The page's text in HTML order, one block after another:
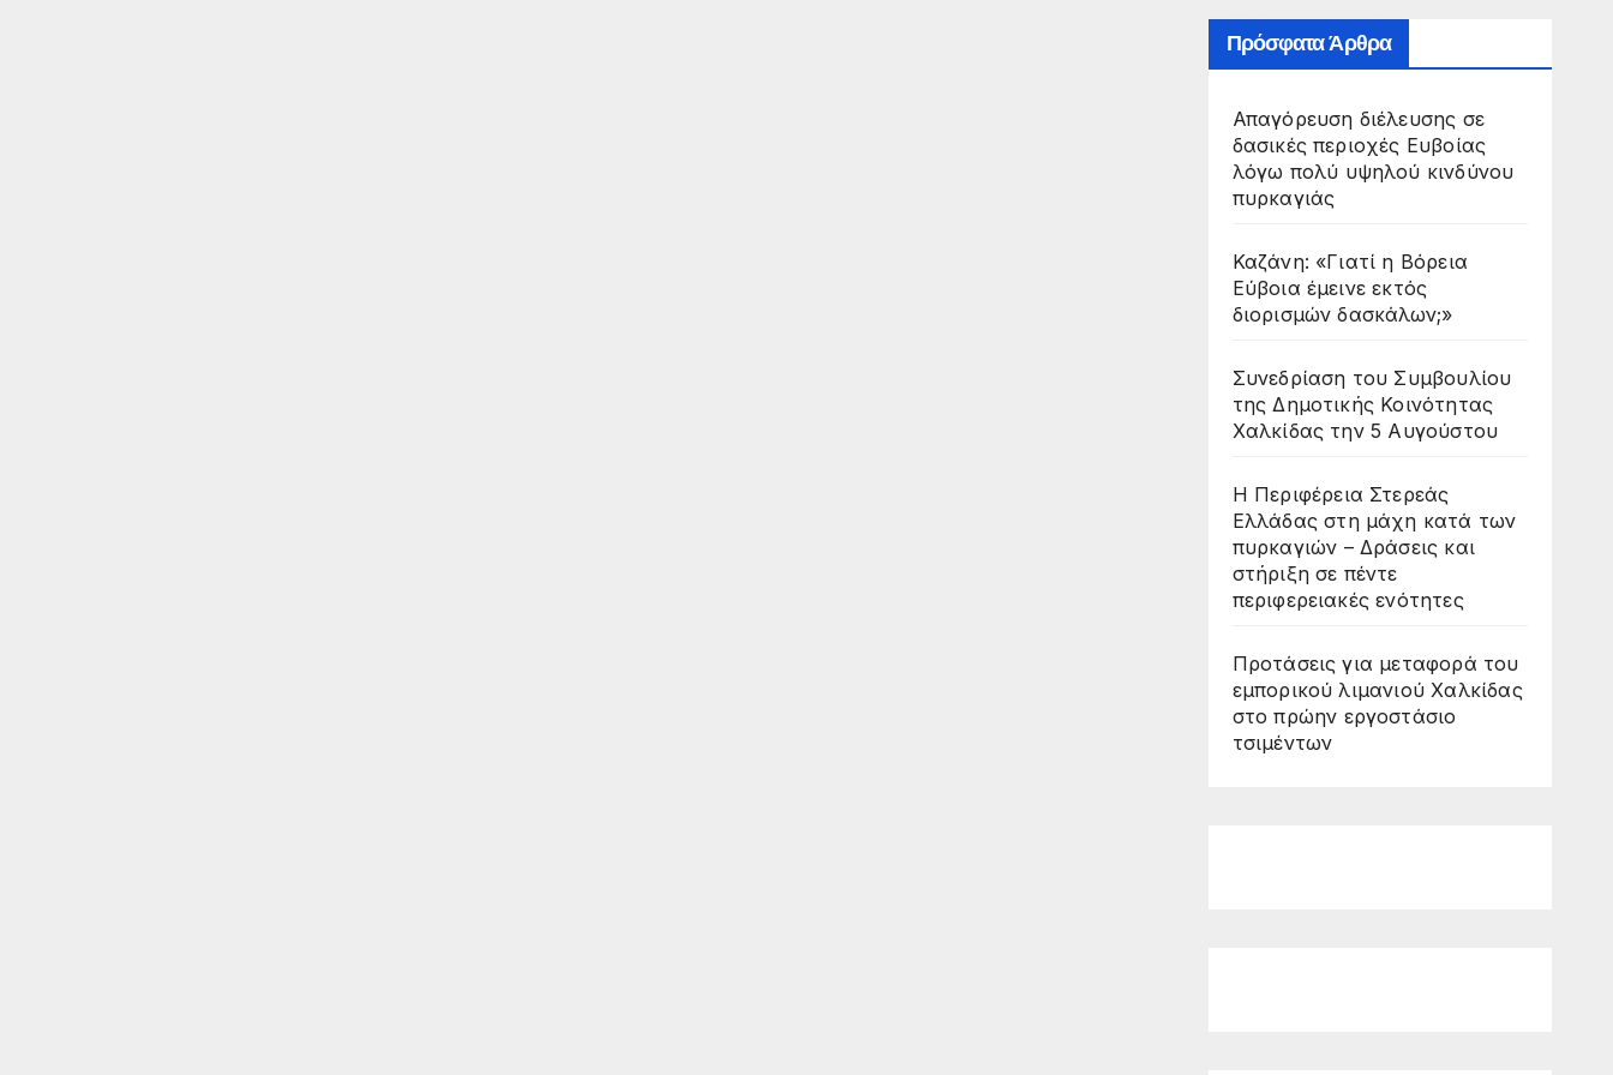
Πρόσφατα Άρθρα
Απαγόρευση διέλευσης σε
δασικές περιοχές Ευβοίας
λόγω πολύ υψηλού κινδύνου
πυρκαγιάς
Καζάνη: «Γιατί η Βόρεια
Εύβοια έμεινε εκτός
διορισμών δασκάλων;»
Συνεδρίαση του Συμβουλίου
της Δημοτικής Κοινότητας
Χαλκίδας την 5 Αυγούστου
Η Περιφέρεια Στερεάς
Ελλάδας στη μάχη κατά των
πυρκαγιών – Δράσεις και
στήριξη σε πέντε
περιφερειακές ενότητες
Προτάσεις για μεταφορά του
εμπορικού λιμανιού Χαλκίδας
στο πρώην εργοστάσιο
τσιμέντων